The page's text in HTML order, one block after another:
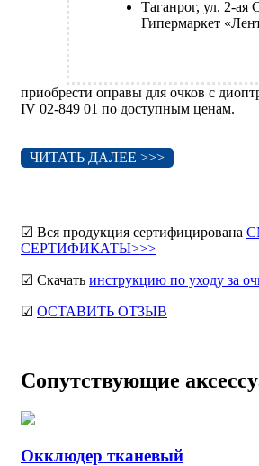
Таганрог, ул. 2-ая
Гипермаркет
приобрести оправы для очков с
IV 02-849 01 по доступным ценам.
ЧИТАТЬ ДАЛЕЕ >>>
☑ Вся продукция сертифицирована
СЕРТИФИКАТЫ>>>
☑ Скачать инструкцию по уходу за
☑ ОСТАВИТЬ ОТЗЫВ
Сопутствующие
Окклюдер тканевый